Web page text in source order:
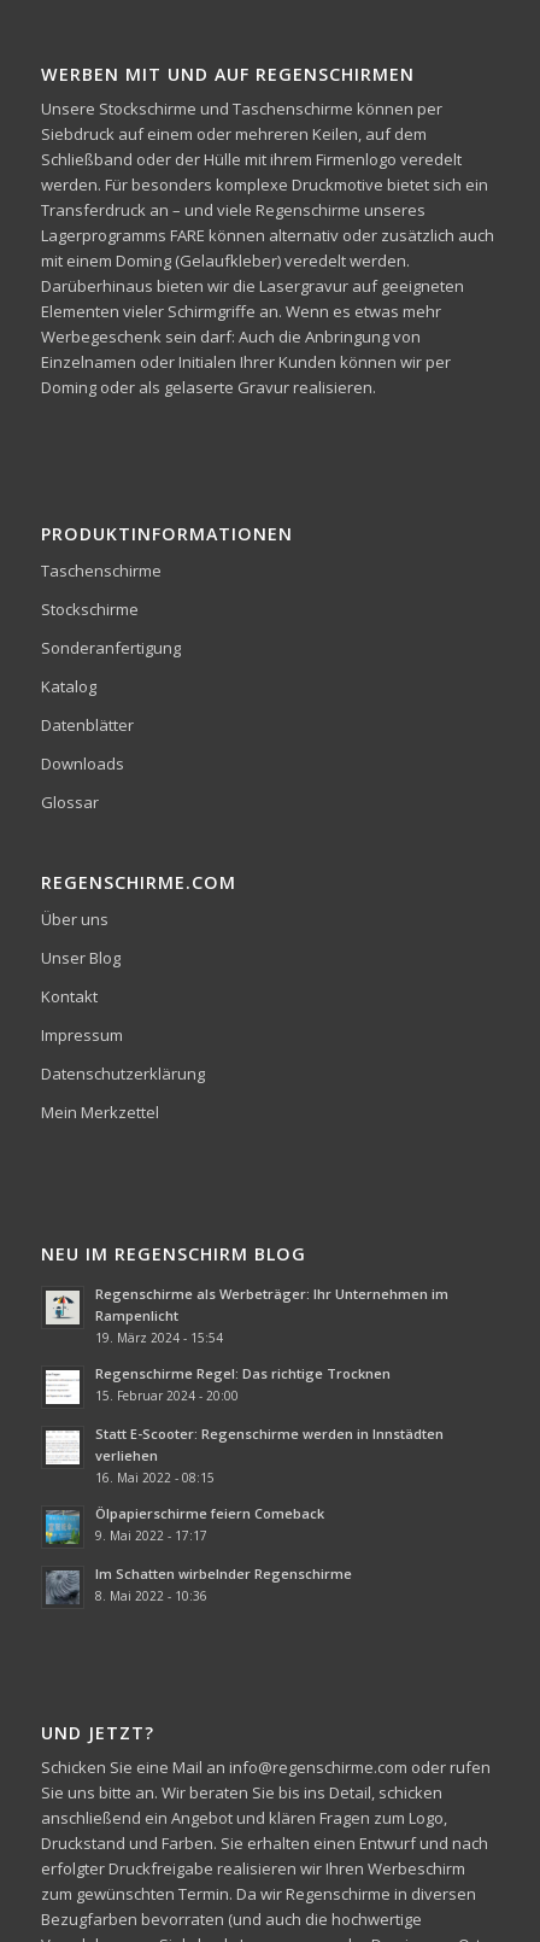
WERBEN MIT UND AUF REGENSCHIRMEN
Unsere Stockschirme und Taschenschirme können per
Siebdruck auf einem oder mehreren Keilen, auf dem
Schließband oder der Hülle mit ihrem Firmenlogo veredelt
werden. Für besonders komplexe Druckmotive bietet sich ein
Transferdruck an – und viele Regenschirme unseres
Lagerprogramms FARE können alternativ oder zusätzlich auch
mit einem Doming (Gelaufkleber) veredelt werden.
Darüberhinaus bieten wir die Lasergravur auf geeigneten
Elementen vieler Schirmgriffe an. Wenn es etwas mehr
Werbegeschenk sein darf: Auch die Anbringung von
Einzelnamen oder Initialen Ihrer Kunden können wir per
Doming oder als gelaserte Gravur realisieren.
PRODUKTINFORMATIONEN
Taschenschirme
Stockschirme
Sonderanfertigung
Katalog
Datenblätter
Downloads
Glossar
REGENSCHIRME.COM
Über uns
Unser Blog
Kontakt
Impressum
Datenschutzerklärung
Mein Merkzettel
NEU IM REGENSCHIRM BLOG
Regenschirme als Werbeträger: Ihr Unternehmen im
Rampenlicht
19. März 2024 - 15:54
Regenschirme Regel: Das richtige Trocknen
15. Februar 2024 - 20:00
Statt E-Scooter: Regenschirme werden in Innstädten
verliehen
16. Mai 2022 - 08:15
Ölpapierschirme feiern Comeback
9. Mai 2022 - 17:17
Im Schatten wirbelnder Regenschirme
8. Mai 2022 - 10:36
UND JETZT?
Schicken Sie eine Mail an info@regenschirme.com oder rufen
Sie uns bitte an. Wir beraten Sie bis ins Detail, schicken
anschließend ein Angebot und klären Fragen zum Logo,
Druckstand und Farben. Sie erhalten einen Entwurf und nach
erfolgter Druckfreigabe realisieren wir Ihren Werbeschirm
zum gewünschten Termin. Da wir Regenschirme in diversen
Bezugfarben bevorraten (und auch die hochwertige